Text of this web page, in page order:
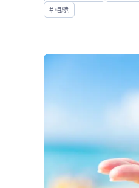
相続